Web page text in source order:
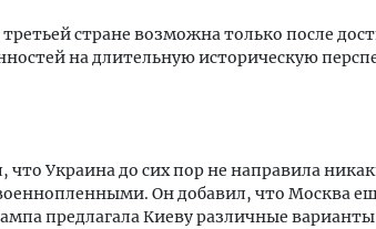
третьей стране возможна только после
на длительную историческую
Украина до сих пор не направила
Он добавил, что Москва
предлагала Киеву различные